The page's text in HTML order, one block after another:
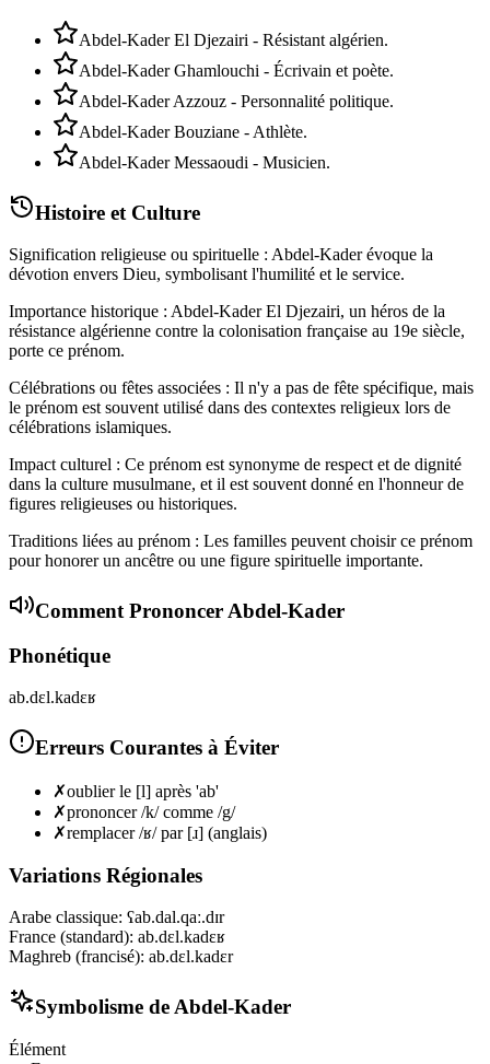
Abdel-Kader El Djezairi - Résistant algérien.
Abdel-Kader Ghamlouchi - Écrivain et poète.
Abdel-Kader Azzouz - Personnalité politique.
Abdel-Kader Bouziane - Athlète.
Abdel-Kader Messaoudi - Musicien.
Histoire et Culture
Signification religieuse ou spirituelle : Abdel-Kader évoque la
dévotion envers Dieu, symbolisant l'humilité et le service.
Importance historique : Abdel-Kader El Djezairi, un héros de la
résistance algérienne contre la colonisation française au 19e siècle,
porte ce prénom.
Célébrations ou fêtes associées : Il n'y a pas de fête spécifique, mais
le prénom est souvent utilisé dans des contextes religieux lors de
célébrations islamiques.
Impact culturel : Ce prénom est synonyme de respect et de dignité
dans la culture musulmane, et il est souvent donné en l'honneur de
figures religieuses ou historiques.
Traditions liées au prénom : Les familles peuvent choisir ce prénom
pour honorer un ancêtre ou une figure spirituelle importante.
Comment Prononcer Abdel-Kader
Phonétique
ab.dɛl.kadɛʁ
Erreurs Courantes à Éviter
✗oublier le [l] après 'ab'
✗prononcer /k/ comme /g/
✗remplacer /ʁ/ par [ɹ] (anglais)
Variations Régionales
Arabe classique: ʕab.dal.qaː.dɪr
France (standard): ab.dɛl.kadɛʁ
Maghreb (francisé): ab.dɛl.kadɛr
Symbolisme de Abdel-Kader
Élément